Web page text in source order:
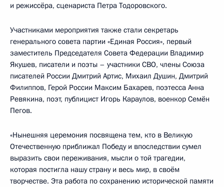
и режиссёра, сценариста Петра Тодоровского.
Участниками мероприятия также стали секретарь
генерального совета партии «Единая Россия», первый
заместитель Председателя Совета Федерации Владимир
Якушев, писатели и поэты – участники СВО, члены Союза
писателей России Дмитрий Артис, Михаил Душин, Дмитрий
Филиппов, Герой России Максим Бахарев, поэтесса Анна
Ревякина, поэт, публицист Игорь Караулов, военкор Семён
Пегов.
«Нынешняя церемония посвящена тем, кто в Великую
Отечественную приближал Победу и впоследствии сумел
выразить свои переживания, мысли о той трагедии,
которая постигла нашу страну и весь мир, в своём
творчестве. Эта работа по сохранению исторической памяти